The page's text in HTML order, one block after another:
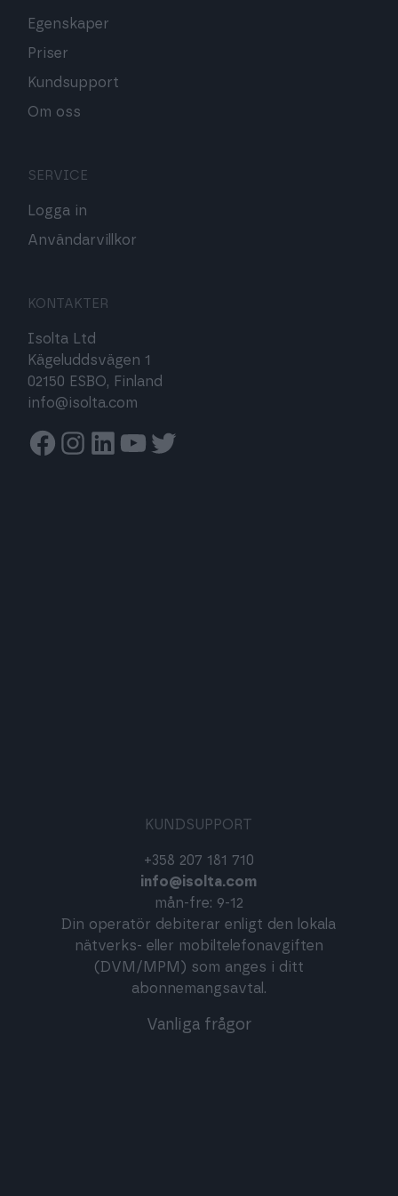
Egenskaper
Priser
Kundsupport
Om oss
SERVICE
Logga in
Användarvillkor
KONTAKTER
Isolta Ltd
Kägeluddsvägen 1
02150 ESBO, Finland
info@isolta.com
Facebook
Instagram
Linkedin
Youtube
Twitter
KUNDSUPPORT
+358 207 181 710
info@isolta.com
mån-fre: 9-12
Din operatör debiterar enligt den lokala
nätverks- eller mobiltelefonavgiften
(DVM/MPM) som anges i ditt
abonnemangsavtal.
Vanliga frågor